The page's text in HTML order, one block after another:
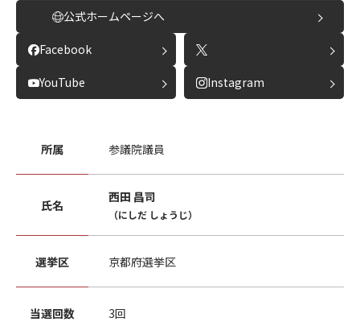
公式ホームページへ
Facebook
YouTube Instagram
所属 参議院議員
氏名
西田 昌司
（にしだ しょうじ）
選挙区 京都府選挙区
当選回数 3回